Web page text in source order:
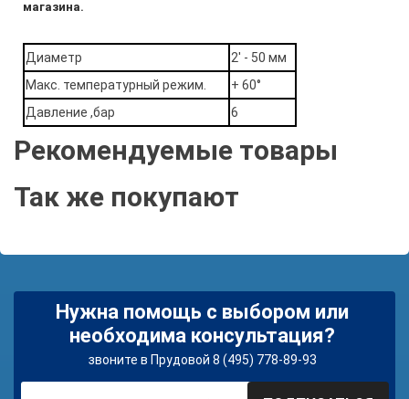
магазина.
Диаметр
2' - 50 мм
Макс. температурный режим.
+ 60°
Давление ,бар
6
Рекомендуемые товары
Так же покупают
Нужна помощь с выбором или
необходима консультация?
звоните в Прудовой 8 (495) 778-89-93